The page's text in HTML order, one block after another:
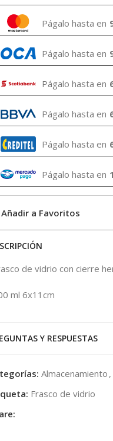
Págalo hasta en
Págalo hasta en
Págalo hasta en
Págalo hasta en
Págalo hasta en
Págalo hasta en
Añadir a Favoritos
de vidrio con cierre
ml 6x11cm
Y RESPUESTAS
Almacenamiento ,
Frasco de vidrio